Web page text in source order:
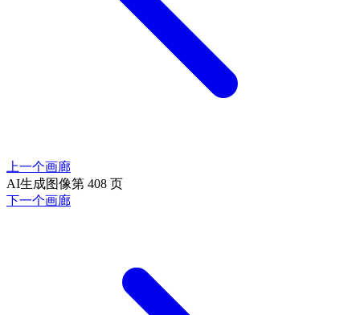
上一个画廊
AI生成图像第 408 页
下一个画廊